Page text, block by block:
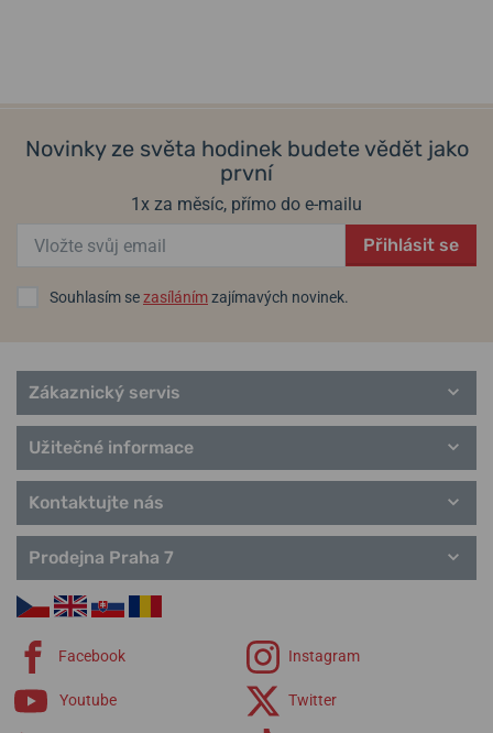
Novinky ze světa hodinek budete vědět jako
první
1x za měsíc, přímo do e-mailu
Přihlásit se
Souhlasím sezasílánímzajímavých novinek.
Zákaznický servis
Užitečné informace
Kontaktujte nás
Prodejna Praha 7
Facebook Instagram
Youtube Twitter